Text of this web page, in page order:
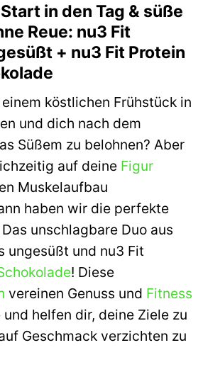
in den Tag & süße
Reue: nu3 Fit
+ nu3 Fit Protein
köstlichen Frühstück in
und dich nach dem
Süßem zu belohnen? Aber
auf deine Figur
Muskelaufbau
haben wir die perfekte
unschlagbare Duo aus
ungesüßt und nu3 Fit
! Diese
vereinen Genuss und Fitness
helfen dir, deine Ziele zu
Geschmack verzichten zu